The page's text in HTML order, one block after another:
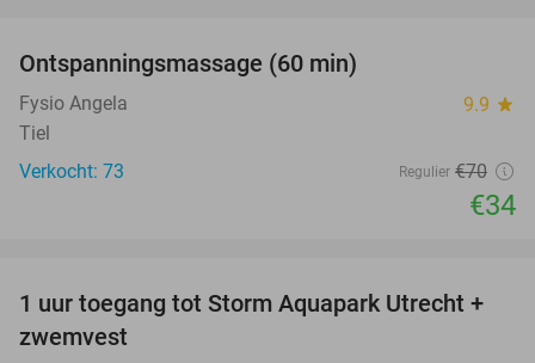
Ontspanningsmassage (60 min)
Fysio Angela 9.9 star
Tiel
Verkocht: 73
Regulier €70
€34
31%
1 uur toegang tot Storm Aquapark Utrecht +
zwemvest